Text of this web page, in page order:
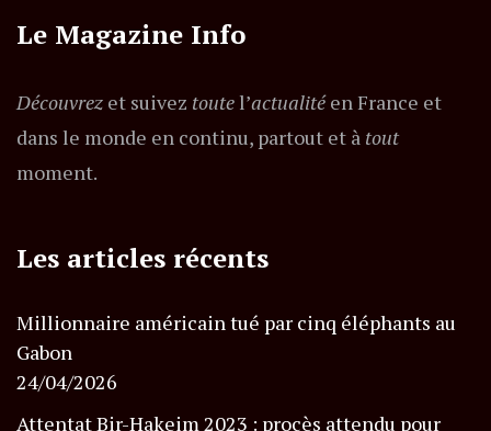
Le Magazine Info
Découvrez et suivez toutel’actualitéen France et
dans le monde en continu, partout et à tout
moment.
Les articles récents
Millionnaire américain tué par cinq éléphants au
Gabon
24/04/2026
Attentat Bir-Hakeim 2023 : procès attendu pour